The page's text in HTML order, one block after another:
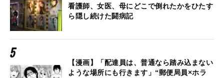
看護師、女医、母にどこで倒れたかをひたす
ら隠し続けた闘病記
【漫画】「配達員は、普通なら踏み込まない
ような場所にも行きます」“郵便局員×ホラ